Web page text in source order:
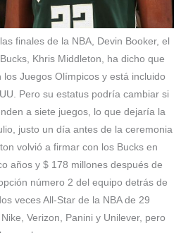
finales de la NBA, Devin Booker, el
Khris Middleton, ha dicho que
Juegos Olímpicos y está incluido
Pero su estatus podría cambiar si
a siete juegos, lo que dejaría la
justo un día antes de la ceremonia
volvió a firmar con los Bucks en
años y $ 178 millones después de
número 2 del equipo detrás de
veces All-Star de la NBA de 29
Verizon, Panini y Unilever, pero